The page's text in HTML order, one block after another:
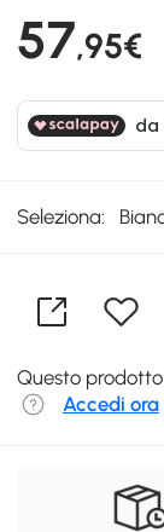
57,95€
Seleziona:
Questo
Accedi ora